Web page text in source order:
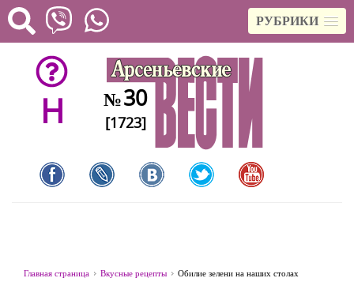
РУБРИКИ
H №30
[1723]
Главная страница Вкусные рецепты Обилие зелени на наших столах